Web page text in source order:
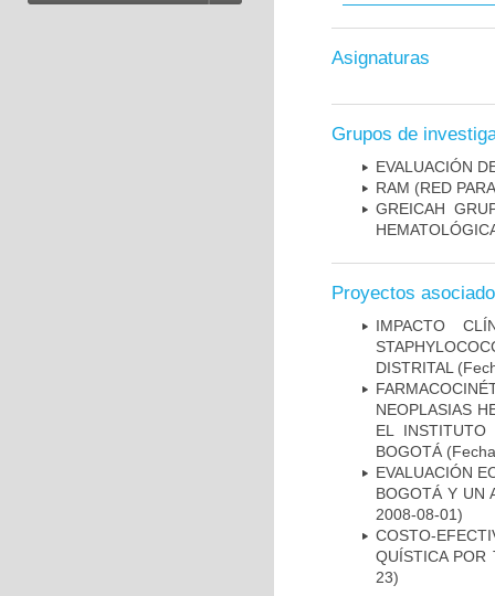
Asignaturas
Grupos de
EVALUACIÓN
RAM (RED
GREICAH
Proyectos
IMPACTO
DISTRITAL
NEOPLASIAS
EL INSTITUTO
BOGOTÁ
EVALUACIÓN
BOGOTÁ Y UN
2008-08-01)
COSTO-
QUÍSTICA POR
23)